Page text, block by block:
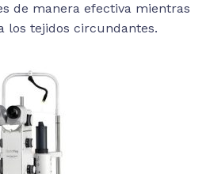
de manera efectiva mientras
los tejidos circundantes.